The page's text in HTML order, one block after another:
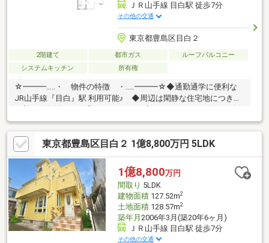
ＪＲ山手線 目白駅 徒歩7分
その他の交通
東京都豊島区目白２
2階建て 都市ガス
ルーフバルコニー
システムキッチン
所有権
☆━━━…‥・ 物件の特徴 ・‥…━━━☆◆通勤通学に便利な
JR山手線『目白』駅 利用可能♪ ◆周辺は閑静な住宅地につき落
園等、生活環境良好♪◆同仕様モデルハウスのご案内や建物プレ
ゼンテーションも随時受付中♪是非、現地をご確認ください！♪物
件の詳細はADCAST駒込支店迄【０１２０－９１７－１９７】
♪☆━━━…‥・ ━☆━ ・‥…━━━☆
東京都豊島区目白２ 1億8,800万円 5LDK
1億8,800万円
間取り 5LDK
建物面積127.52m2
土地面積128.57m2
築年月 2006年3月(築20年6ヶ月)
ＪＲ山手線 目白駅 徒歩7分
その他の交通